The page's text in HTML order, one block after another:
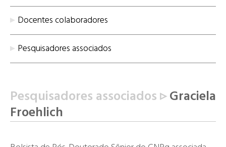
Pesquisadores associados ▹Graciela
Froehlich
Docentes colaboradores
Pesquisadores associados